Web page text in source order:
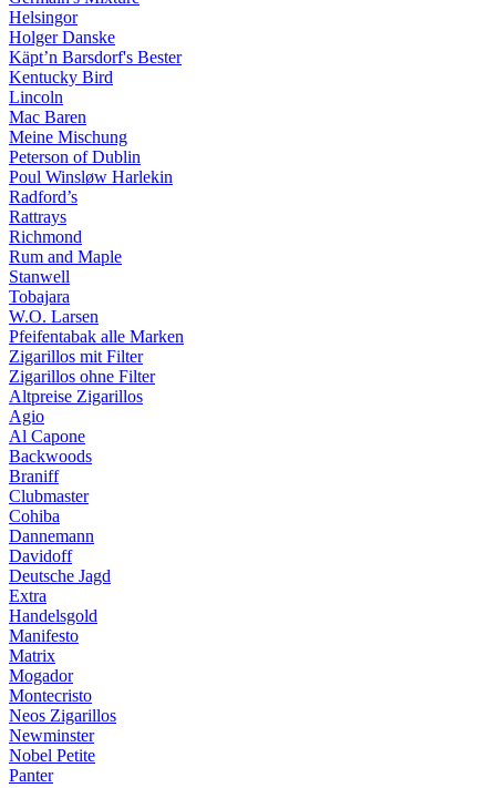
Helsingor
Holger Danske
Käpt’n Barsdorf's Bester
Kentucky Bird
Lincoln
Mac Baren
Meine Mischung
Peterson of Dublin
Poul Winsløw Harlekin
Radford’s
Rattrays
Richmond
Rum and Maple
Stanwell
Tobajara
W.O. Larsen
Pfeifentabak alle Marken
Zigarillos mit Filter
Zigarillos ohne Filter
Altpreise Zigarillos
Agio
Al Capone
Backwoods
Braniff
Clubmaster
Cohiba
Dannemann
Davidoff
Deutsche Jagd
Extra
Handelsgold
Manifesto
Matrix
Mogador
Montecristo
Neos Zigarillos
Newminster
Nobel Petite
Panter